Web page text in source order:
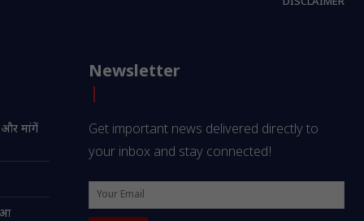
और मांगें
Newsletter
Get important news delivered directly to
your inbox and stay connected!